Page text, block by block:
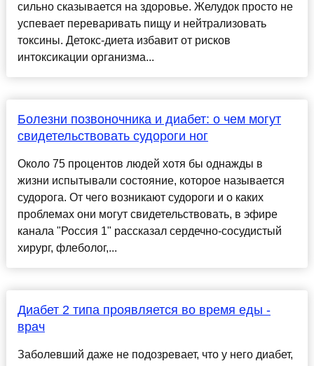
сильно сказывается на здоровье. Желудок просто не
успевает переваривать пищу и нейтрализовать
токсины. Детокс-диета избавит от рисков
интоксикации организма...
Болезни позвоночника и диабет: о чем могут
свидетельствовать судороги ног
Около 75 процентов людей хотя бы однажды в
жизни испытывали состояние, которое называется
судорога. От чего возникают судороги и о каких
проблемах они могут свидетельствовать, в эфире
канала "Россия 1" рассказал сердечно-сосудистый
хирург, флеболог,...
Диабет 2 типа проявляется во время еды -
врач
Заболевший даже не подозревает, что у него диабет,